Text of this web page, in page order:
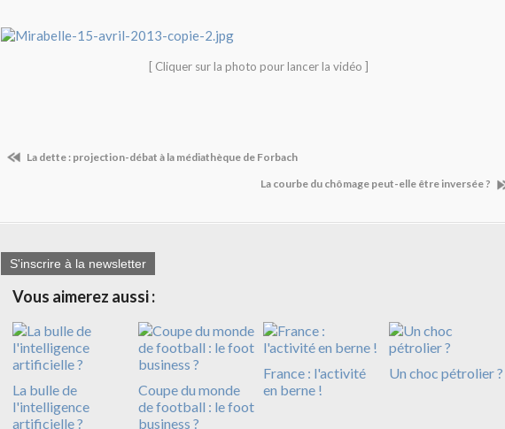
[ Cliquer sur la photo pour lancer la vidéo ]
La dette : projection-débat à la médiathèque de Forbach
La courbe du chômage peut-elle être inversée ?
S'inscrire à la newsletter
Vous aimerez aussi :
La bulle de
l'intelligence
artificielle ?
Coupe du monde
de football : le foot
business ?
France : l'activité
en berne !
Un choc pétrolier ?